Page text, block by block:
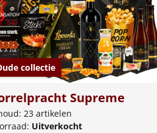
collectie
Supreme
23 artikelen
Uitverkocht